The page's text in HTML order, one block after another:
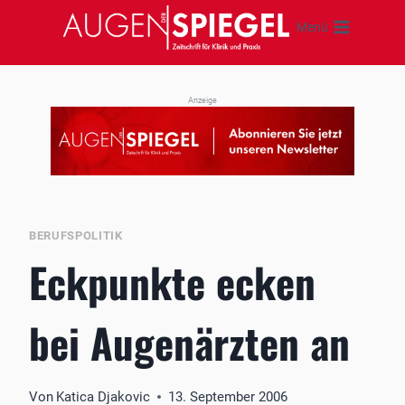
springen
Menü
Anzeige
BERUFSPOLITIK
Eckpunkte ecken
bei Augenärzten an
Von Katica Djakovic 13. September 2006